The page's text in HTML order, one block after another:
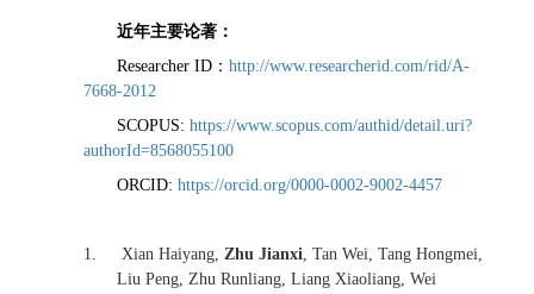
近年主要论著：
Researcher ID ： http://www.researcherid.com/rid/A-
7668-2012
SCOPUS: https://www.scopus.com/authid/detail.uri?
authorId=8568055100
ORCID: https://orcid.org/0000-0002-9002-4457
1. Xian Haiyang, Zhu Jianxi, Tan Wei, Tang Hongmei,
Liu Peng, Zhu Runliang, Liang Xiaoliang, Wei